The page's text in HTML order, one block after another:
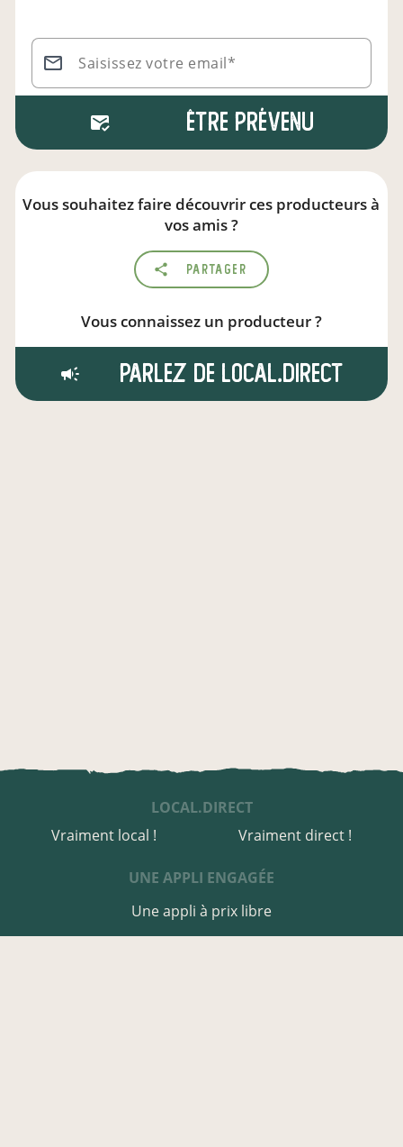
Saisissez votre email*
Être prévenu
Vous souhaitez faire découvrir ces producteurs à
vos amis ?
Partager
Vous connaissez un producteur ?
Parlez de local.direct
LOCAL.DIRECT
Vraiment local !
Vraiment direct !
UNE APPLI ENGAGÉE
Une appli à prix libre
Des relais de producteurs